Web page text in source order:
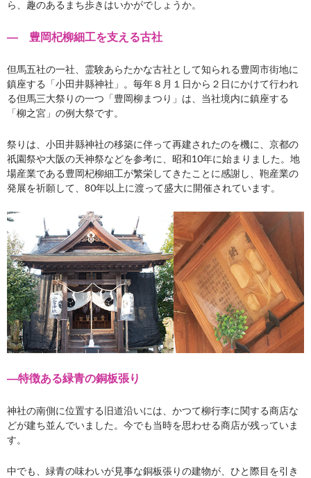
ら、趣のあるまち歩きはいかがでしょうか。
― 豊岡杞柳細工を支える古社
但馬五社の一社、霊験あらたかな古社として知られる豊岡市街地に
鎮座する「小田井縣神社」。毎年８月１日から２日にかけて行われ
る但馬三大祭りの一つ「豊岡柳まつり」は、当社境内に鎮座する
「柳之宮」の例大祭です。
祭りは、小田井縣神社の移築に伴って再建されたのを機に、京都の
祇園祭や大阪の天神祭などを参考に、昭和10年に始まりました。地
場産業である豊岡杞柳細工が繁栄してきたことに感謝し、鞄産業の
発展を祈願して、80年以上に渡って盛大に開催されています。
―特徴ある緑青の銅板張り
神社の南側に位置する旧道沿いには、かつて柳行李に関する商店な
どが建ち並んでいました。今でも当時を思わせる商店が残っていま
す。
中でも、緑青の味わいが見事な銅板張りの建物が、ひと際目を引き